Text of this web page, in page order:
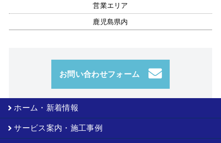
お問い合わせフォーム
営業エリア
鹿児島県内
ホーム・新着情報
サービス案内・施工事例